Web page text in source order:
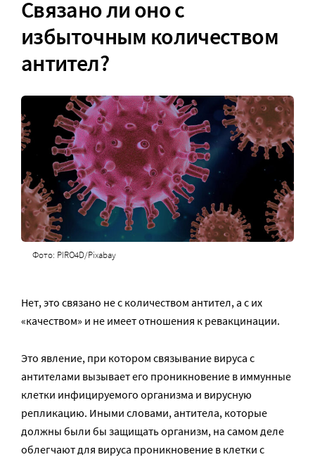
Связано ли оно с
избыточным количеством
антител?
Фото: PIRO4D/Pixabay
Нет, это связано не с количеством антител, а с их
«качеством» и не имеет отношения к ревакцинации.
Это явление, при котором связывание вируса с
антителами вызывает его проникновение в иммунные
клетки инфицируемого организма и вирусную
репликацию. Иными словами, антитела, которые
должны были бы защищать организм, на самом деле
облегчают для вируса проникновение в клетки с